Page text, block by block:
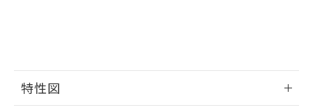
特性図
また、RoHS指令のフタル酸エステル類４
物質の対応では、対応完了までの期間は出
荷製品に未対応品が混在することから備考